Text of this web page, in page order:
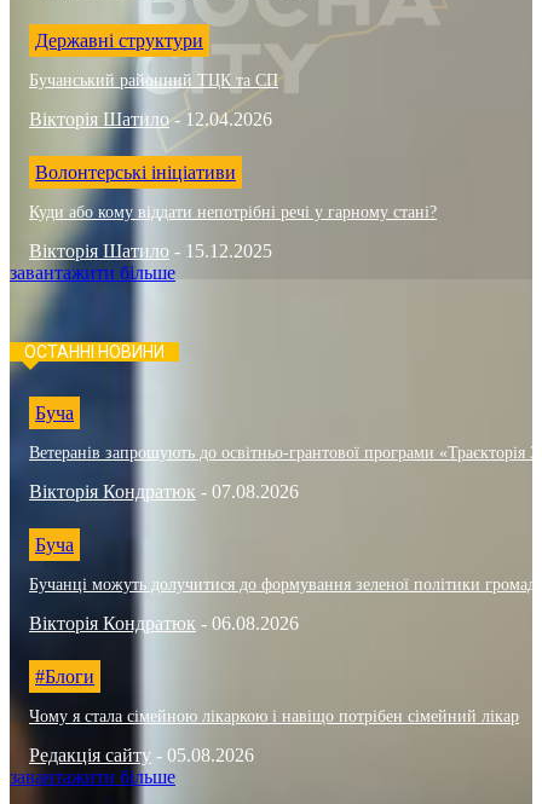
Державні структури
Бучанський районний ТЦК та СП
Вікторія Шатило - 12.04.2026
Волонтерські ініціативи
Куди або кому віддати непотрібні речі у гарному стані?
Вікторія Шатило - 15.12.2025
завантажити більше
ОСТАННІ НОВИНИ
Буча
Ветеранів запрошують до освітньо-грантової програми «Траєкторія
Вікторія Кондратюк - 07.08.2026
Буча
Бучанці можуть долучитися до формування зеленої політики
Вікторія Кондратюк - 06.08.2026
#Блоги
Чому я стала сімейною лікаркою і навіщо потрібен сімейний лікар
Редакція сайту - 05.08.2026
завантажити більше